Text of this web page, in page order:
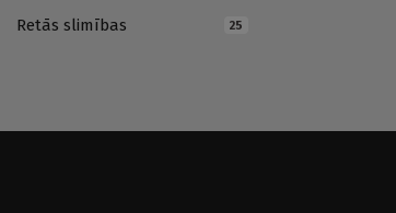
Retās slimības 25